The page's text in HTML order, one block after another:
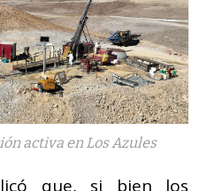
activa en Los Azules
que, si bien los